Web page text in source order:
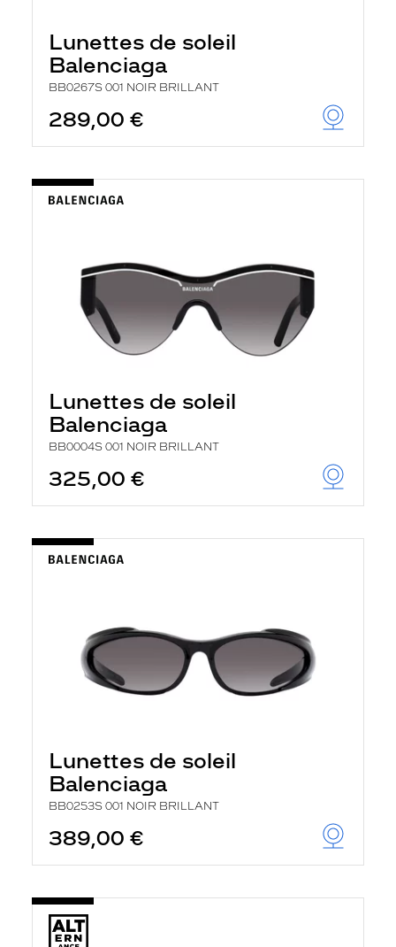
Lunettes de soleil
Balenciaga
BB0267S 001 NOIR BRILLANT
289,00 €
Lunettes de soleil
Balenciaga
BB0004S 001 NOIR BRILLANT
325,00 €
Lunettes de soleil
Balenciaga
BB0253S 001 NOIR BRILLANT
389,00 €